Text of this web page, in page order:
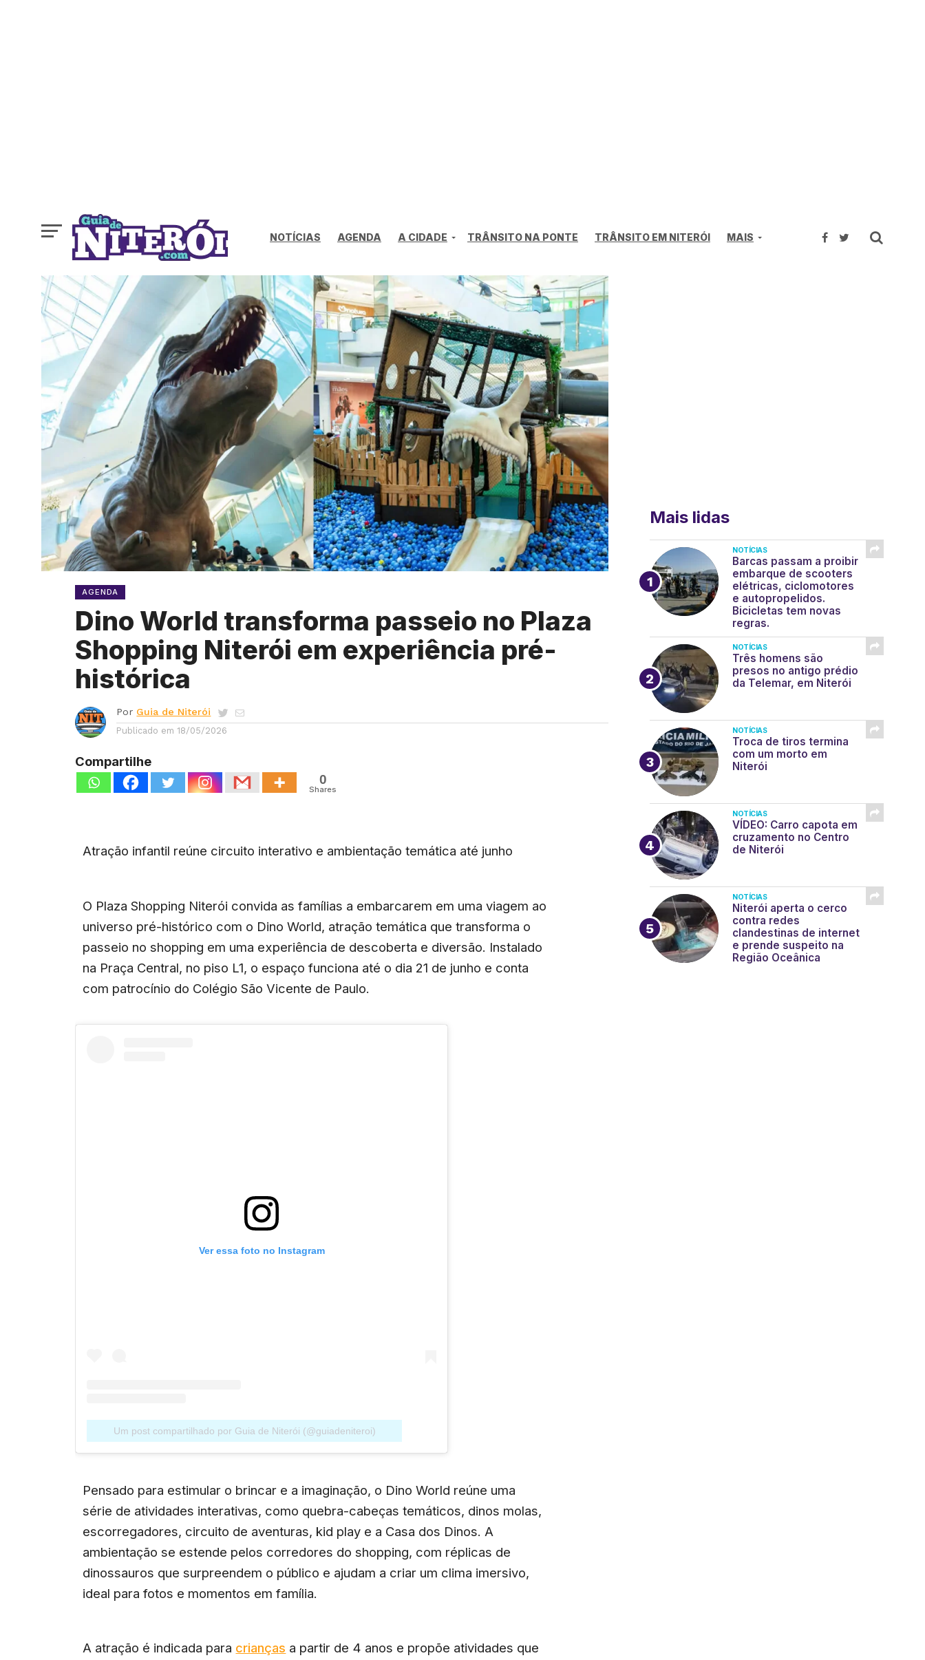
NOTÍCIAS AGENDA A CIDADE TRÂNSITO NA PONTE TRÂNSITO EM NITERÓI MAIS
AGENDA
Dino World transforma passeio no Plaza
Shopping Niterói em experiência pré-
histórica
Por Guia de Niterói
Publicado em 18/05/2026
Compartilhe
0
Shares
Atração infantil reúne circuito interativo e ambientação temática até junho
O Plaza Shopping Niterói convida as famílias a embarcarem em uma viagem ao
universo pré-histórico com o Dino World, atração temática que transforma o
passeio no shopping em uma experiência de descoberta e diversão. Instalado
na Praça Central, no piso L1, o espaço funciona até o dia 21 de junho e conta
com patrocínio do Colégio São Vicente de Paulo.
Ver essa foto no Instagram
Um post compartilhado por Guia de Niterói (@guiadeniteroi)
Pensado para estimular o brincar e a imaginação, o Dino World reúne uma
série de atividades interativas, como quebra-cabeças temáticos, dinos molas,
escorregadores, circuito de aventuras, kid play e a Casa dos Dinos. A
ambientação se estende pelos corredores do shopping, com réplicas de
dinossauros que surpreendem o público e ajudam a criar um clima imersivo,
ideal para fotos e momentos em família.
A atração é indicada para crianças a partir de 4 anos e propõe atividades que
Mais lidas
NOTÍCIAS
Barcas passam a proibir
embarque de scooters
elétricas, ciclomotores
e autopropelidos.
Bicicletas tem novas
regras.
NOTÍCIAS
Três homens são
presos no antigo prédio
da Telemar, em Niterói
NOTÍCIAS
Troca de tiros termina
com um morto em
Niterói
NOTÍCIAS
VÍDEO: Carro capota em
cruzamento no Centro
de Niterói
NOTÍCIAS
Niterói aperta o cerco
contra redes
clandestinas de internet
e prende suspeito na
Região Oceânica